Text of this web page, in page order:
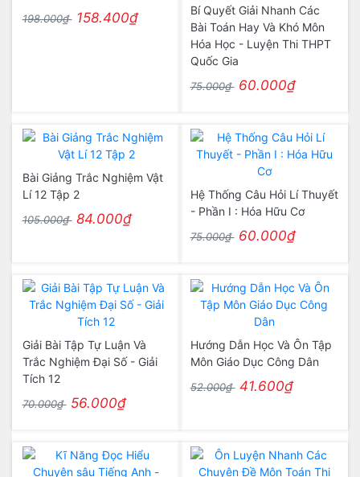
198.000₫ 158.400₫
Bí Quyết Giải Nhanh Các
Bài Toán Hay Và Khó Môn
Hóa Học - Luyện Thi THPT
Quốc Gia
75.000₫ 60.000₫
Bài Giảng Trắc Nghiệm Vật
Lí 12 Tập 2
105.000₫ 84.000₫
Hệ Thống Câu Hỏi Lí Thuyết
- Phần I : Hóa Hữu Cơ
75.000₫ 60.000₫
Giải Bài Tập Tự Luận Và
Trắc Nghiệm Đại Số - Giải
Tích 12
70.000₫ 56.000₫
Hướng Dẫn Học Và Ôn Tập
Môn Giáo Dục Công Dân
52.000₫ 41.600₫